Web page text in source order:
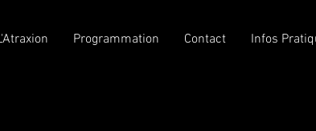
Programmation Contact Infos